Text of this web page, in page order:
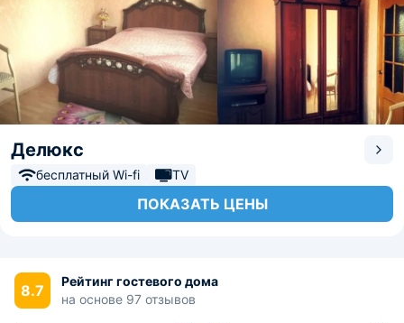
Делюкс
бесплатный Wi-fi TV
ПОКАЗАТЬ ЦЕНЫ
8.7
Рейтинг гостевого дома
на основе 97 отзывов